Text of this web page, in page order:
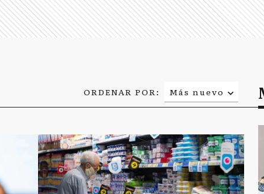
ORDENAR POR:
Más nuevo
Relevancia